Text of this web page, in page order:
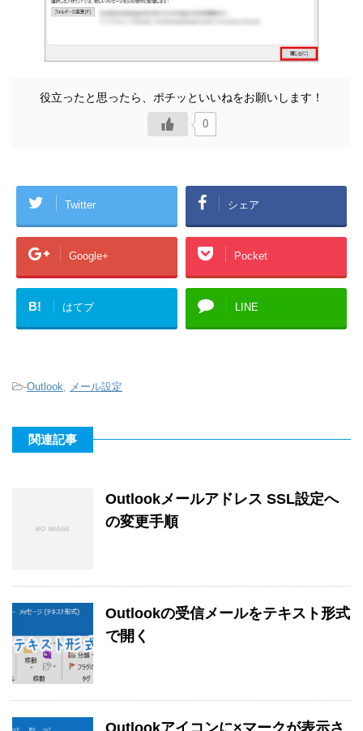
0
Twitter シェア
Google+ Pocket
B! はてブ LINE
-Outlook メール設定
関連記事
Outlookメールアドレス SSL設定へ
の変更手順
Outlookの受信メールをテキスト形式
で開く
Outlookアイコンに×マークが表示さ